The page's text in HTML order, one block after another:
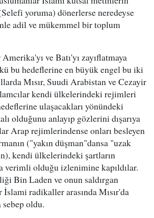
yoruma) dönerlerse neredeyse
adil ve mükemmel bir toplum
ve Batı'yı zayıflatmaya
bu hedeflerine en büyük engel bu iki
Mısır, Suudi Arabistan ve Cezayir
kendi ülkelerindeki rejimleri
ulaşacakları yönündeki
olduğunu anlayıp gözlerini dışarıya
Arap rejimlerindense onları besleyen
("yakın düşman"dansa "uzak
kendi ülkelerindeki şartların
verimli olduğu izlenimine kapıldılar.
Bin Laden ve onun saldırgan
İslami radikaller arasında Mısır'da
sebep oldu.